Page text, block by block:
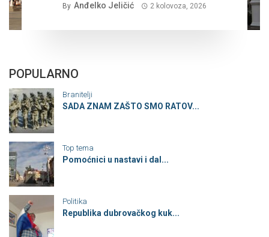
TRETMAN…
By Anđelko Jeličić 2 kolovoza, 2026
POPULARNO
Branitelji
SADA ZNAM ZAŠTO SMO RATOV...
Top tema
Pomoćnici u nastavi i dal...
Politika
Republika dubrovačkog kuk...